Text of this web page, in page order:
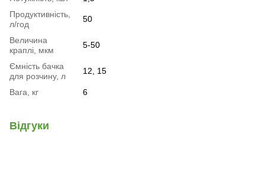
Продуктивність,
л/год
50
Величина
краплі, мкм
5-50
Ємність бачка
для розчину, л
12, 15
Вага, кг 6
Відгуки